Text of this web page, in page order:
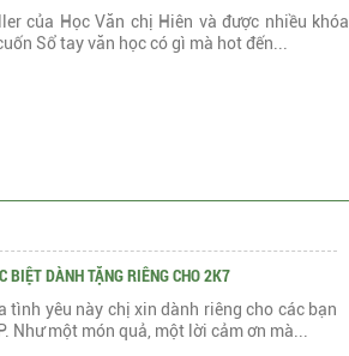
của Học Văn chị Hiên và được nhiều khóa
Sổ tay văn học có gì mà hot đến...
DÀNH TẶNG RIÊNG CHO 2K7
tình yêu này chị xin dành riêng cho các bạn
Như một món quả, một lời cảm ơn mà...